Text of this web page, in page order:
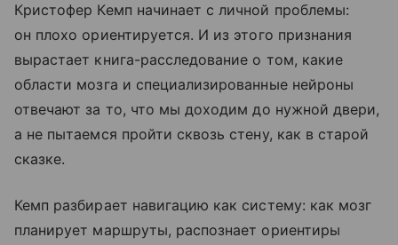
Кристофер Кемп начинает с личной проблемы:
он плохо ориентируется. И из этого признания
вырастает книга-расследование о том, какие
области мозга и специализированные нейроны
отвечают за то, что мы доходим до нужной двери,
а не пытаемся пройти сквозь стену, как в старой
сказке.
Кемп разбирает навигацию как систему: как мозг
планирует маршруты, распознает ориентиры